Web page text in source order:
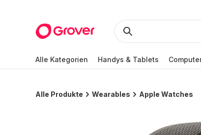
Alle Kategorien Handys & Tablets
Alle Produkte Wearables Apple Watches